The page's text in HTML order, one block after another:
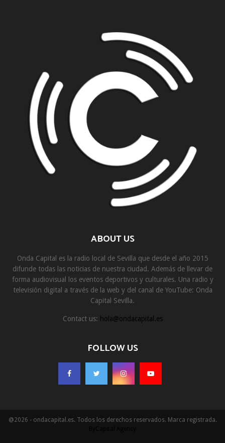
ABOUT US
Onda Capital es la radio local de Sevilla que desde el año 2015
difunde todas las noticias de nuestra ciudad. Además de llevar de
forma audiovisual los eventos deportivos y culturales. Una radio y
televisión digital a través de la web y del canal de YouTube: Onda
Capital Sevilla.
Contact us: hola@ondacapital.es
FOLLOW US
@2026 - ondacapital.es. Todos los derechos reservados. Marca registrada.